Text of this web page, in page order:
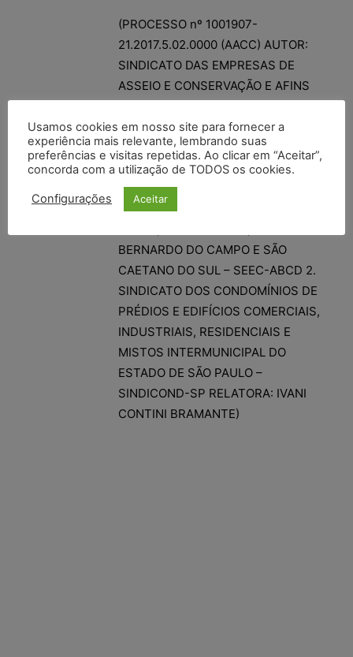
(PROCESSO nº 1001907-
21.2017.5.02.0000 (AACC) AUTOR:
SINDICATO DAS EMPRESAS DE
ASSEIO E CONSERVAÇÃO E AFINS
ABC RÉU: 1. SINDICATO DE
EMPREGADOS EM EDIFÍCIOS E
CONDOMÍNIOS RESIDENCIAIS E
COMERCIAIS DE DIADEMA, MAUÁ,
RIBEIRÃO PIRES, RIO GRANDE DA
BERNARDO DO CAMPO E SÃO
CAETANO DO SUL – SEEC-ABCD 2.
SINDICATO DOS CONDOMÍNIOS DE
PRÉDIOS E EDIFÍCIOS COMERCIAIS,
INDUSTRIAIS, RESIDENCIAIS E
MISTOS INTERMUNICIPAL DO
ESTADO DE SÃO PAULO –
SINDICOND-SP RELATORA: IVANI
CONTINI BRAMANTE)
Usamos cookies em nosso site para fornecer a
experiência mais relevante, lembrando suas
preferências e visitas repetidas. Ao clicar em “Aceitar”,
concorda com a utilização de TODOS os cookies.
Configurações Aceitar